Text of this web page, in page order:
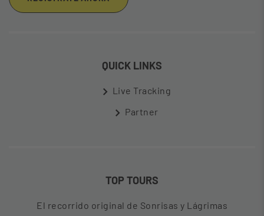
QUICK LINKS
Live Tracking
Partner
TOP TOURS
El recorrido original de Sonrisas y Lágrimas